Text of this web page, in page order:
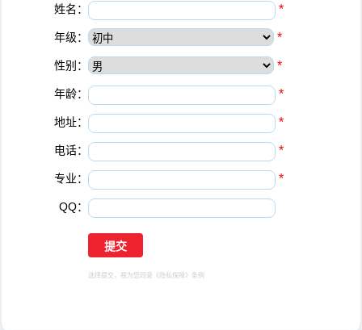
姓名： *
年级： *
性别： *
年龄： *
地址： *
电话： *
专业： *
QQ：
选择提交，视为您同意 《隐私保障》 条例